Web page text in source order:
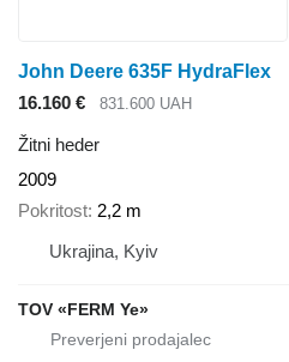
John Deere 635F HydraFlex
16.160 €
831.600 UAH
Žitni heder
2009
Pokritost 2,2 m
Ukrajina, Kyiv
TOV «FERM Ye»